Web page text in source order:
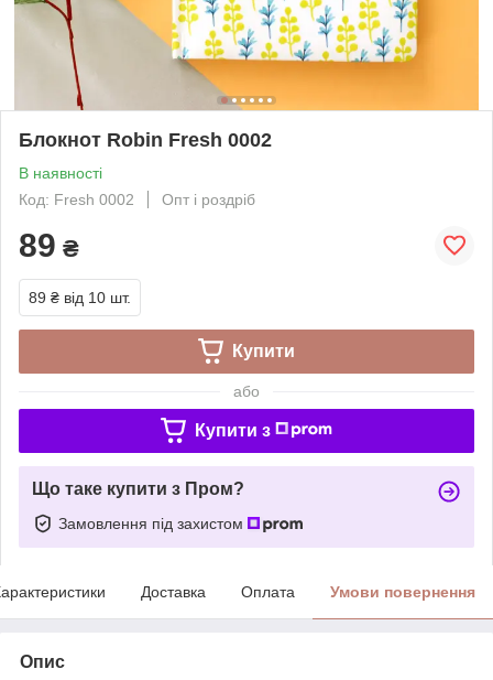
Блокнот Robin Fresh 0002
В наявності
Код: Fresh 0002
Опт і роздріб
89 ₴
89 ₴ від 10 шт.
Купити
або
Купити з
Що таке купити з Пром?
Замовлення під захистом
Доставка Оплата Умови повернення
Опис